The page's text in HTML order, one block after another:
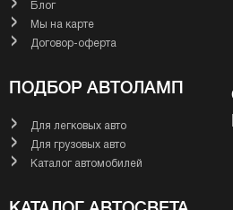
Блог
Мы на карте
Договор-оферта
ПОДБОР АВТОЛАМП
Для легковых авто
Для грузовых авто
Каталог автомобилей